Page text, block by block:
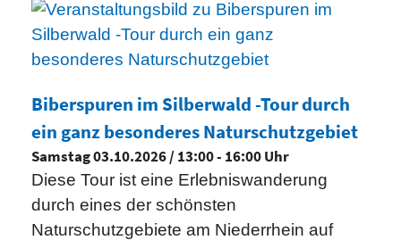
Biberspuren im Silberwald -Tour durch
ein ganz besonderes Naturschutzgebiet
Samstag 03.10.2026 / 13:00 - 16:00 Uhr
Diese Tour ist eine Erlebniswanderung
durch eines der schönsten
Naturschutzgebiete am Niederrhein auf